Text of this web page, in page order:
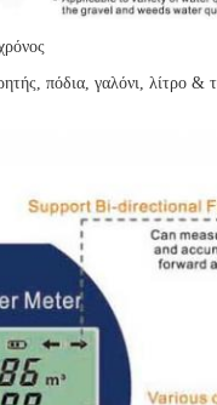
πόδια, γαλόνι, λίτρο